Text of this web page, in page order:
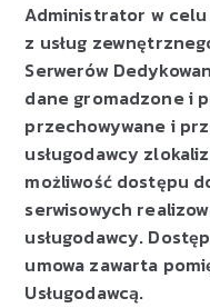
Administrator w
z usług
Serwerów
dane gromadzone i
przechowywane i
usługodawcy
możliwość dostępu
serwisowych
usługodawcy.
umowa zawarta
Usługodawcą.